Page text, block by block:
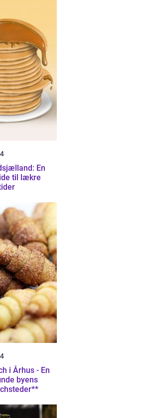
En
til lækre
i Århus - En
byens